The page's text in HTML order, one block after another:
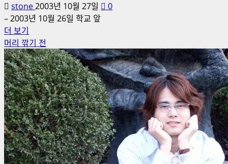
stone2003년 10월 27일
0
– 2003년 10월 26일 학교 앞
더 보기
리
깎
은
후
에
대
해
더
읽
어
머리 깎기 전